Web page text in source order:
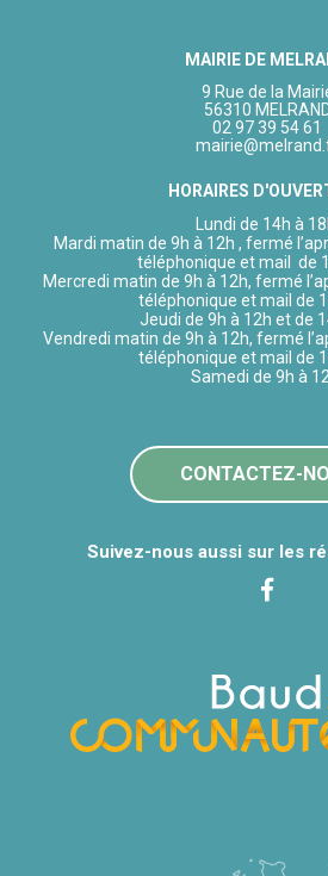
MAIRIE DE
9 Rue de la
56310
02 97 39 54 61
HORAIRES
Lundi de 14h à
Mardi matin de 9h à 12h , fermé
téléphonique et mail de
Mercredi matin de 9h à 12h, fermé
téléphonique et mail de
Jeudi de 9h à 12h et de
Vendredi matin de 9h à 12h, fermé
téléphonique et mail de
Samedi de 9h à
CONTACTEZ-
Suivez-nous aussi sur les